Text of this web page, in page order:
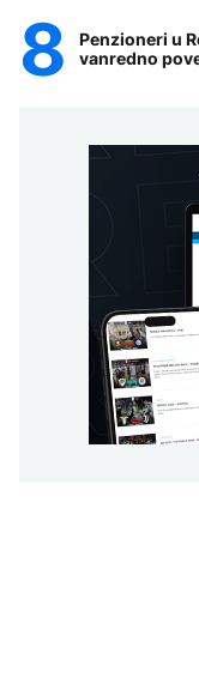
Penzioneri u
vanredno